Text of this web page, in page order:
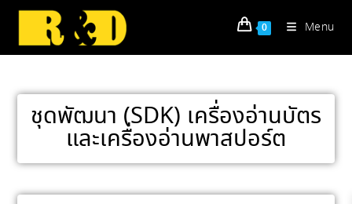
0 Menu
ชุดพัฒนา (SDK) เครื่องอ่านบัตร
และเครื่องอ่านพาสปอร์ต